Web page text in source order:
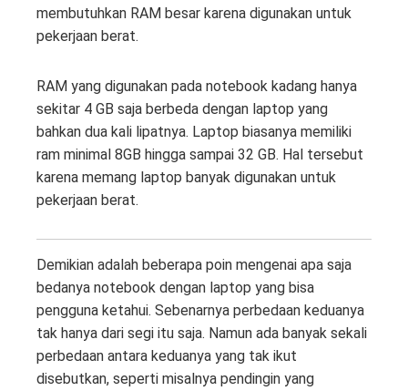
membutuhkan RAM besar karena digunakan untuk
pekerjaan berat.
RAM yang digunakan pada notebook kadang hanya
sekitar 4 GB saja berbeda dengan laptop yang
bahkan dua kali lipatnya. Laptop biasanya memiliki
ram minimal 8GB hingga sampai 32 GB. Hal tersebut
karena memang laptop banyak digunakan untuk
pekerjaan berat.
Demikian adalah beberapa poin mengenai apa saja
bedanya notebook dengan laptop yang bisa
pengguna ketahui. Sebenarnya perbedaan keduanya
tak hanya dari segi itu saja. Namun ada banyak sekali
perbedaan antara keduanya yang tak ikut
disebutkan, seperti misalnya pendingin yang